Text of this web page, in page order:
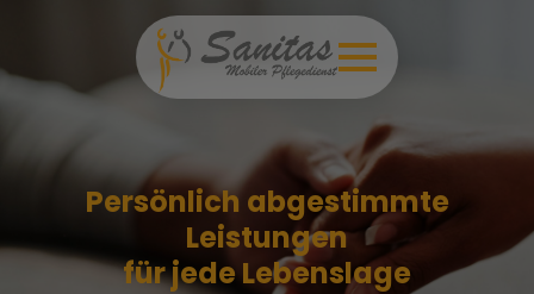
Persönlich abgestimmte
Leistungen
für jede Lebenslage